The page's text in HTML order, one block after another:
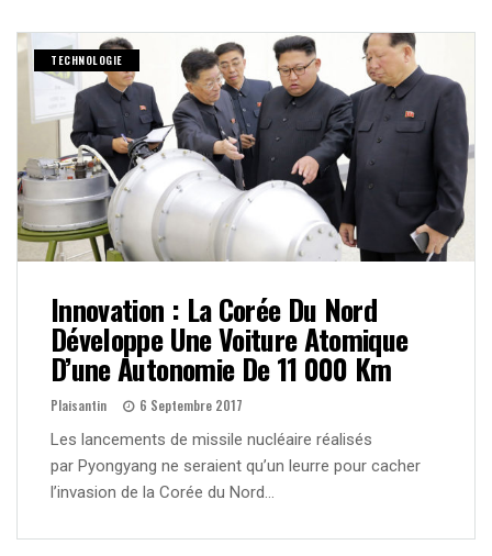
TECHNOLOGIE
Innovation : La Corée Du Nord
Développe Une Voiture Atomique
D’une Autonomie De 11 000 Km
Plaisantin 6 Septembre 2017
Les lancements de missile nucléaire réalisés
par Pyongyang ne seraient qu’un leurre pour cacher
l’invasion de la Corée du Nord…